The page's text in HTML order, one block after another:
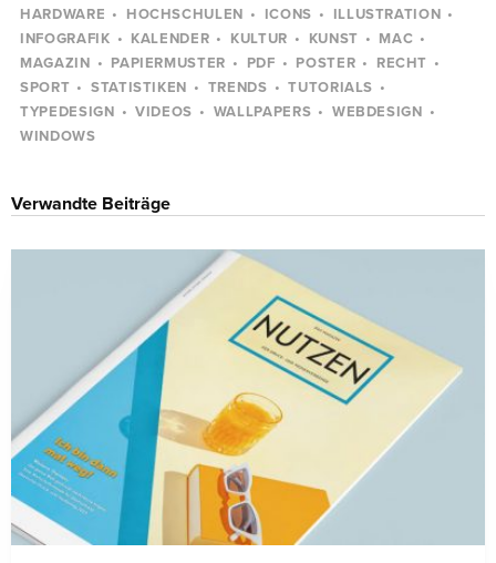
HARDWARE
HOCHSCHULEN ICONS
ILLUSTRATION
INFOGRAFIK
KALENDER KULTUR KUNST
MAC
MAGAZIN
PAPIERMUSTER PDF POSTER
RECHT
SPORT
STATISTIKEN TRENDS
TUTORIALS
TYPEDESIGN
VIDEOS WALLPAPERS
WEBDESIGN
WINDOWS
Verwandte Beiträge